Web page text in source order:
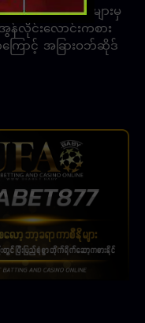
ဘ်ဆိုဒ်၊ အေးဂျင့်များမှ
းလောင်းကစား
ြောင့် အခြားဝဘ်ဆိုဒ်